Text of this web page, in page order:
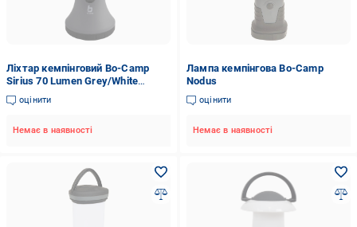
Ліхтар кемпінговий Bo-Camp
Sirius 70 Lumen Grey/White
(5818822)
оцінити
Немає в наявності
Лампа кемпінгова Bo-Camp
Nodus
оцінити
Немає в наявності